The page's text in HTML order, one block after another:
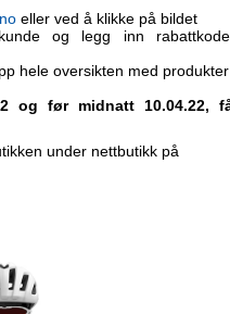
eller ved å klikke på bildet
og legg inn
hele oversikten med produkter
og før midnatt 10.04.22,
under nettbutikk på